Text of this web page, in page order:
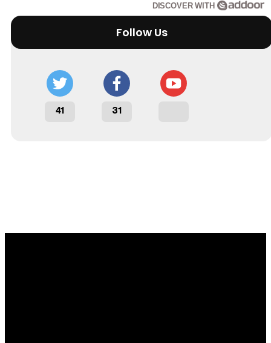
Tráiler 'Do Not Enter' (2026)
DISCOVER WITH
Follow Us
41 31